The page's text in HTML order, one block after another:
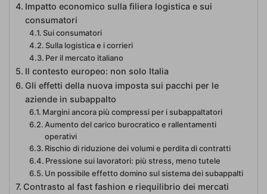
Impatto economico sulla filiera logistica e sui
consumatori
Sui consumatori
Sulla logistica e i corrieri
Per il mercato italiano
Il contesto europeo: non solo Italia
Gli effetti della nuova imposta sui pacchi per le
aziende in subappalto
Margini ancora più compressi per i subappaltatori
Aumento del carico burocratico e rallentamenti
operativi
Rischio di riduzione dei volumi e perdita di contratti
Pressione sui lavoratori: più stress, meno tutele
Un possibile effetto domino sul sistema dei subappalti
Contrasto al fast fashion e riequilibrio dei mercati